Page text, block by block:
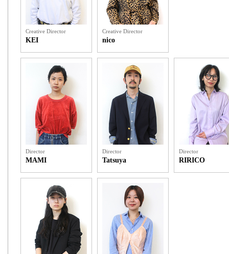
Creative Director
KEI
Creative Director
nico
Director
MAMI
Director
Tatsuya
Director
RIRICO